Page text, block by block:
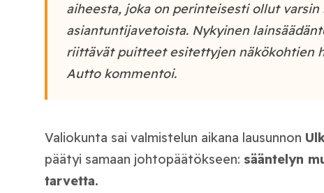
aiheesta, joka on perinteisesti ollut varsin
asiantuntijavetoista. Nykyinen
riittävät puitteet esitettyjen näkökohtien
Autto kommentoi.
Valiokunta sai valmistelun aikana lausunnon
päätyi samaan johtopäätökseen: sääntelyn
tarvetta.